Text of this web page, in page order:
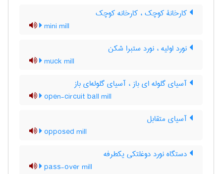
کارخانۀ کوچک ، کارخانه کوچک
mini mill
نورد اولیه ، نورد ستبرا شکن
muck mill
آسیای گلوله ای باز ، آسیای گلوله‌ای باز
open-circuit ball mill
آسیای متقابل
opposed mill
دستگاه نورد دوغلتکی یکطرفه
pass-over mill